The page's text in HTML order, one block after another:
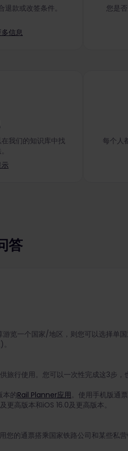
款或改签条件。
信息
您是
我们的知识库中找
每个人
答
览一个国家/地区，则您可以选择单
行使用。您可以一次性完成这3步，
本的Rail Planner应用 。使用手机版通
高版本和iOS 16.0及更高版本。
您的通票搭乘国家铁路公司和某些私